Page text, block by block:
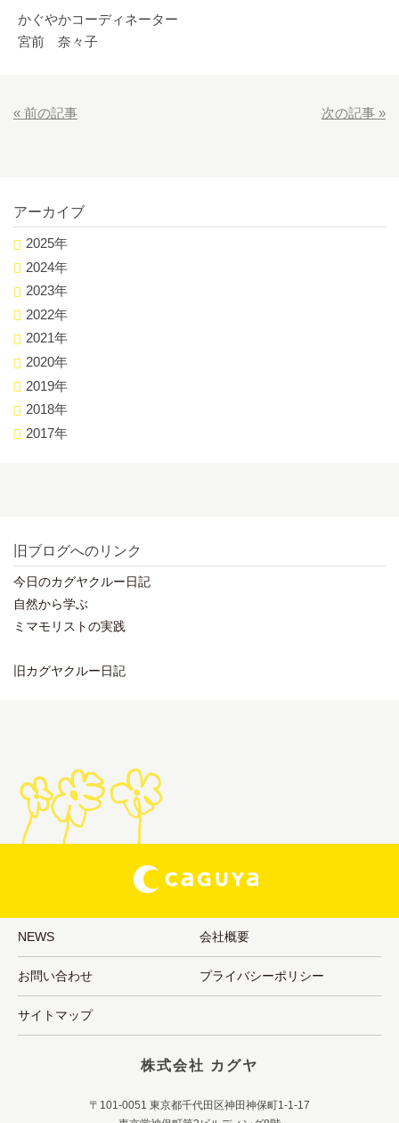
かぐやかコーディネーター
宮前 奈々子
« 前の記事 次の記事 »
アーカイブ
2025年
2024年
2023年
2022年
2021年
2020年
2019年
2018年
2017年
旧ブログへのリンク
今日のカグヤクルー日記
自然から学ぶ
ミマモリストの実践
旧カグヤクルー日記
NEWS 会社概要
お問い合わせ プライバシーポリシー
サイトマップ
株式会社 カグヤ
〒101-0051 東京都千代田区神田神保町1-1-17